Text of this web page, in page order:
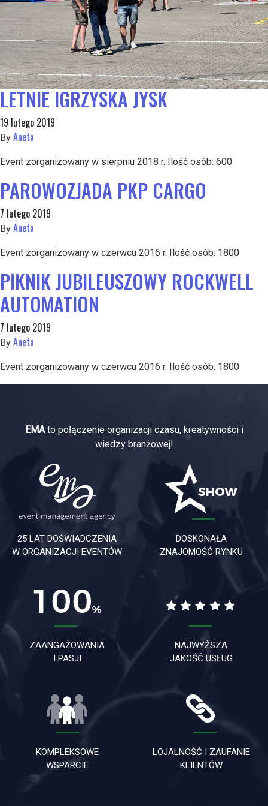
KLUCZOWYCH KLIENTÓW
19 lutego 2019
ByAneta
Event zorganizowany w sierpniu 2013 r. Ilość osób: 600
LETNIE IGRZYSKA JYSK
19 lutego 2019
By Aneta
Event zorganizowany w sierpniu 2018 r. Ilość osób: 600
PAROWOZJADA PKP CARGO
7 lutego 2019
By Aneta
Event zorganizowany w czerwcu 2016 r. Ilość osób: 1800
PIKNIK JUBILEUSZOWY ROCKWELL
AUTOMATION
7 lutego 2019
By Aneta
Event zorganizowany w czerwcu 2016 r. Ilość osób: 1800
EMAto połączenie organizacji czasu, kreatywności i
wiedzy branżowej!
25 LAT DOŚWIADCZENIA
W ORGANIZACJI EVENTÓW
DOSKONAŁA
ZNAJOMOŚĆ RYNKU
ZAANGAŻOWANIA
I PASJI
NAJWYŻSZA
JAKOŚĆ USŁUG
KOMPLEKSOWE
WSPARCIE
LOJALNOŚĆ I ZAUFANIE
KLIENTÓW